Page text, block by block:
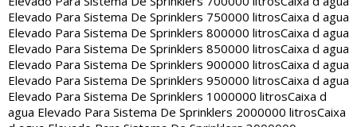
Elevado Para Sistema De Sprinklers 750000 litrosCaixa d agua
Elevado Para Sistema De Sprinklers 800000 litrosCaixa d agua
Elevado Para Sistema De Sprinklers 850000 litrosCaixa d agua
Elevado Para Sistema De Sprinklers 900000 litrosCaixa d agua
Elevado Para Sistema De Sprinklers 950000 litrosCaixa d agua
Elevado Para Sistema De Sprinklers 1000000 litrosCaixa d
agua Elevado Para Sistema De Sprinklers 2000000 litrosCaixa